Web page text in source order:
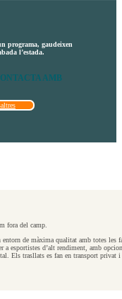
programa, gaudeixen
l’estada.
AMB
fora del camp.
de màxima qualitat amb totes les
esportistes d’alt rendiment, amb
Els trasllats es fan en transport privat